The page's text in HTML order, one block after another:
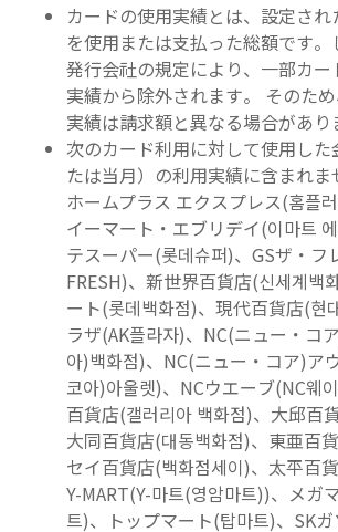
カードの使用実績とは、 設定され
を使用または支払った総額です
発行会社の規定により、一部カ
実績から除外されます。 そのた
実績は請求額と異なる場合があり
次のカード利用に対して使用し
たは当月）の利用実績に含まれま
ホームプラス エクスプレス(홈플러
イーマート・エブリデイ(이마트
テスーパー(롯데슈퍼)、GSザ・フ
FRESH)、新世界百貨店(신세계백
ート(롯데백화점)、現代百貨店(현
ラザ(AK플라자)、NC(ニュー・コ
아)백화점)、NC(ニュー・コア)ア
코아)아울렛)、NCウエーブ(NC웨
百貨店(갤러리아 백화점)、大邱百
大同百貨店(대동백화점)、東亜百貨
セイ百貨店(백화점세이)、太平百貨
Y-MART(Y-마트(영암마트))、メガ
트)、トップマート(탑마트)、SK